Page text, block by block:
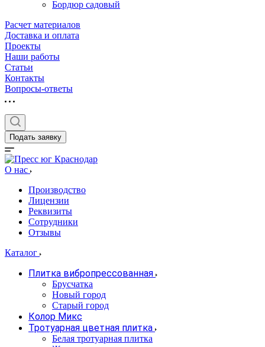
Бордюр садовый
Расчет материалов
Доставка и оплата
Проекты
Наши работы
Статьи
Контакты
Вопросы-ответы
Подать заявку
О нас
Производство
Лицензии
Реквизиты
Сотрудники
Отзывы
Каталог
Плитка вибропрессованная
Брусчатка
Новый город
Старый город
Колор Микс
Тротуарная цветная плитка
Белая тротуарная плитка